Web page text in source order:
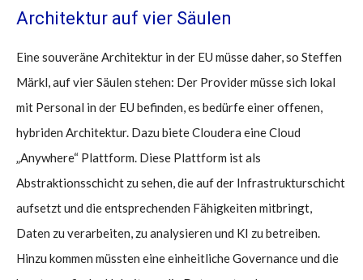
Architektur auf vier Säulen
Eine souveräne Architektur in der EU müsse daher, so Steffen
Märkl, auf vier Säulen stehen: Der Provider müsse sich lokal
mit Personal in der EU befinden, es bedürfe einer offenen,
hybriden Architektur. Dazu biete Cloudera eine Cloud
„Anywhere“ Plattform. Diese Plattform ist als
Abstraktionsschicht zu sehen, die auf der Infrastrukturschicht
aufsetzt und die entsprechenden Fähigkeiten mitbringt,
Daten zu verarbeiten, zu analysieren und KI zu betreiben.
Hinzu kommen müssten eine einheitliche Governance und die